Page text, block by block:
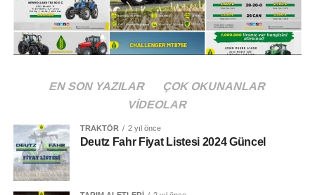
Case IH JX80E FAZ V
Tork
341 Nm
EN SON YAZILAR
ÇOK OKUNANLAR
VIDEOLAR
TRAKTÖR 2 yıl önce
Deutz Fahr Fiyat Listesi 2024 Güncel